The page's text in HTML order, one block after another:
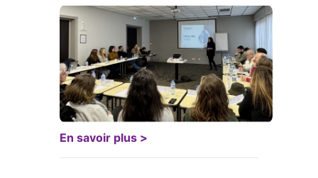
En savoir plus >